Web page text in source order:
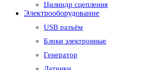
Цилиндр сцепления
Электрооборудование
USB разъём
Блоки электронные
Генератор